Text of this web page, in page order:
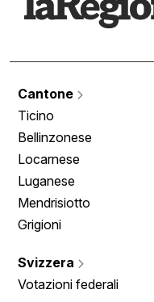
Cantone
Ticino
Bellinzonese
Locarnese
Luganese
Mendrisiotto
Grigioni
Svizzera
Votazioni federali